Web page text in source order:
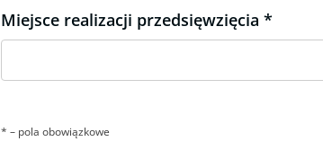
Miejsce realizacji przedsięwzięcia
* – pola obowiązkowe